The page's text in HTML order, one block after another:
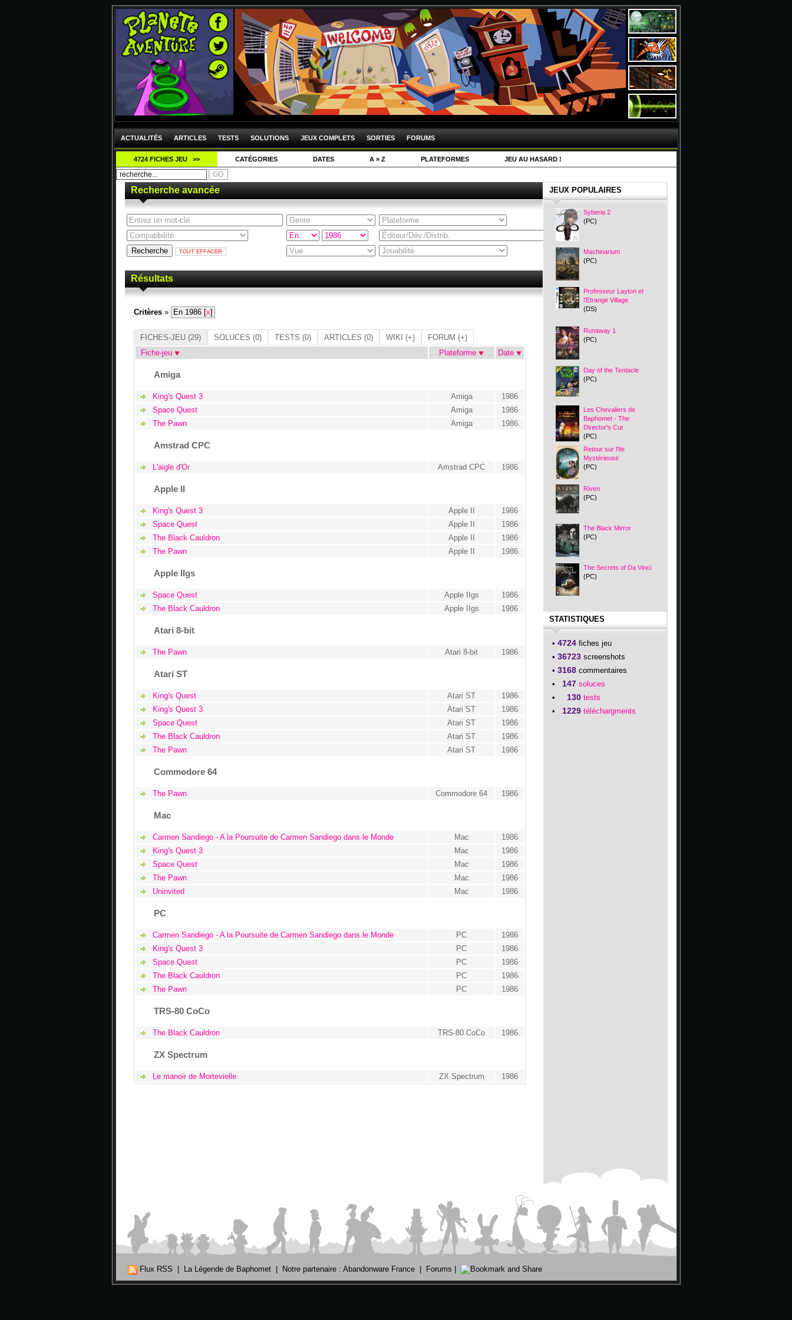
ACTUALITÉS ARTICLES TESTS SOLUTIONS JEUX COMPLETS SORTIES FORUMS
4724 FICHES JEU >> CATÉGORIES DATES A » Z PLATEFORMES JEU AU HASARD !
Recherche avancée
Résultats
Critères » En 1986 [x]
FICHES-JEU(29) SOLUCES (0) TESTS (0) ARTICLES (0) WIKI (+) FORUM (+)
Fiche-jeu
Plateforme Date
Amiga
King's Quest 3 Amiga
1986
Space Quest
Amiga
1986
The Pawn
Amiga 1986
Amstrad CPC
L'aigle d'Or Amstrad CPC 1986
Apple II
King's Quest 3 Apple II
1986
Space Quest
Apple II
1986
The Black Cauldron
Apple II
1986
The Pawn
Apple II 1986
Apple IIgs
Space Quest Apple IIgs
1986
The Black Cauldron
Apple IIgs 1986
Atari 8-bit
The Pawn Atari 8-bit 1986
Atari ST
King's Quest Atari ST
1986
King's Quest 3
Atari ST
1986
Space Quest
Atari ST
1986
The Black Cauldron
Atari ST
1986
The Pawn
Atari ST 1986
Commodore 64
The Pawn Commodore 64 1986
Mac
Carmen Sandiego - A la Poursuite de Carmen Sandiego dans le Monde Mac
1986
King's Quest 3
Mac
1986
Space Quest
Mac
1986
The Pawn
Mac
1986
Uninvited
Mac 1986
PC
Carmen Sandiego - A la Poursuite de Carmen Sandiego dans le Monde PC
1986
King's Quest 3
PC
1986
Space Quest
PC
1986
The Black Cauldron
PC
1986
The Pawn
PC 1986
TRS-80 CoCo
The Black Cauldron TRS-80 CoCo 1986
ZX Spectrum
Le manoir de Mortevielle ZX Spectrum 1986
JEUX POPULAIRES
Syberia 2
(PC)
Machinarium
(PC)
Professeur Layton et
l'Etrange Village
(DS)
Runaway 1
(PC)
Day of the Tentacle
(PC)
Les Chevaliers de
Baphomet - The
Director's Cut
(PC)
Retour sur l'Ile
Mystérieuse
(PC)
Riven
(PC)
The Black Mirror
(PC)
The Secrets of Da Vinci
(PC)
STATISTIQUES
• 4724fiches jeu
• 36723screenshots
• 3168commentaires
•
147 soluces
•
130 tests
•
1229 téléchargments
Flux RSS La Légende de Baphomet| Notre partenaire : Abandonware France| Forums